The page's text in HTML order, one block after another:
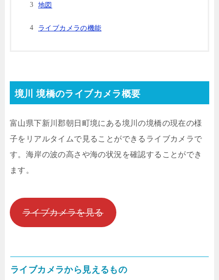
地図
ライブカメラの機能
境川 境橋のライブカメラ概要
富山県下新川郡朝日町境にある境川の境橋の現在の様
子をリアルタイムで見ることができるライブカメラで
す。海岸の波の高さや海の状況を確認することができ
ます。
ライブカメラを見る
ライブカメラから見えるもの